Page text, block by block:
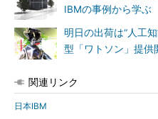
IBMの事例から学ぶ
明日の出荷は“人工
型「ワトソン」提供
関連リンク
日本IBM